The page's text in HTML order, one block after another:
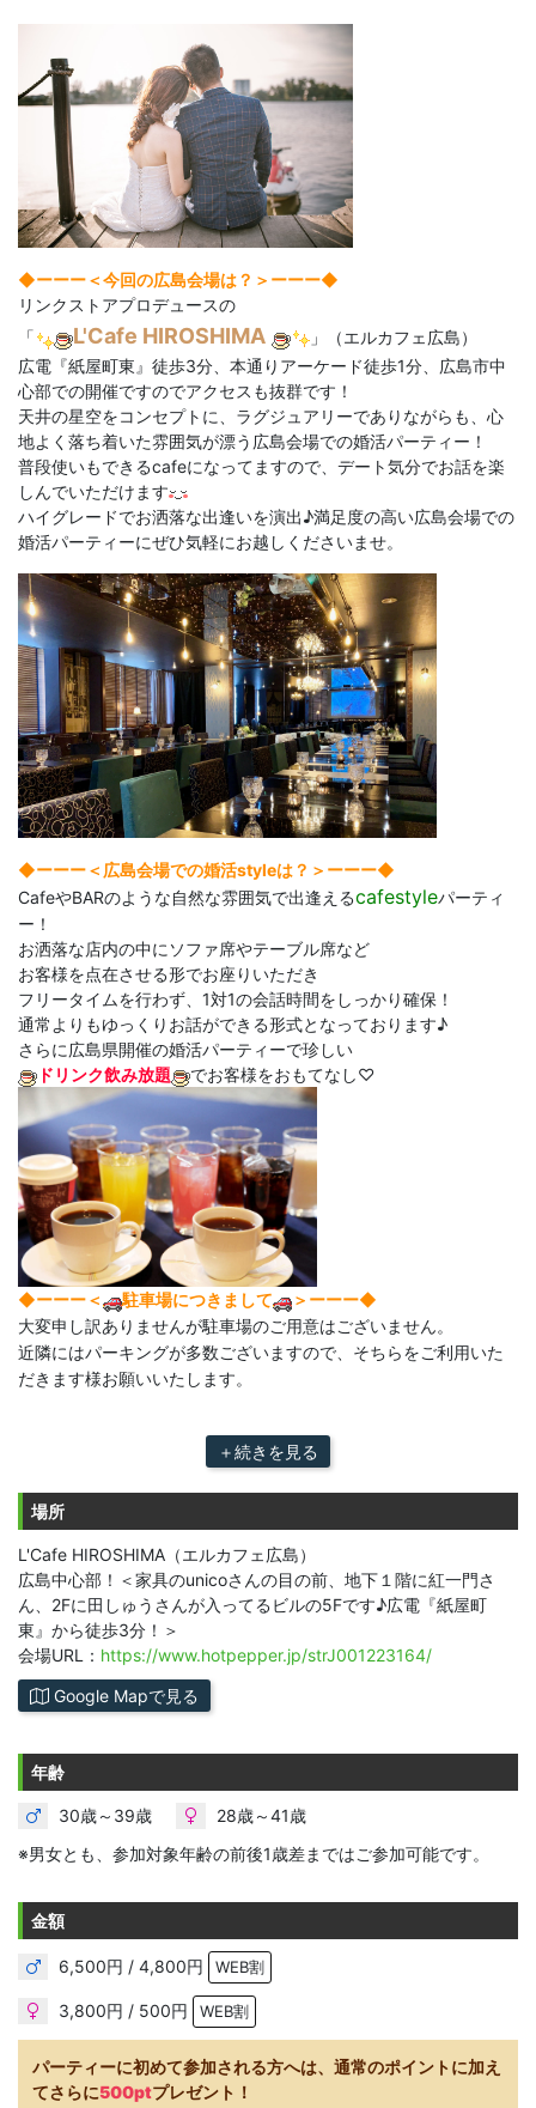
場所
L'Cafe HIROSHIMA（エルカフェ広島）
広島中心部！＜家具のunicoさんの目の前、地下１階に紅一門さ
ん、2Fに田しゅうさんが入ってるビルの5Fです♪広電『紙屋町
東』から徒歩3分！＞
会場URL： https://www.hotpepper.jp/strJ001223164/
Google Mapで見る
年齢
30歳～39歳
28歳～41歳
※男女とも、参加対象年齢の前後1歳差まではご参加可能です。
金額
6,500円 / 4,800円 WEB割
3,800円 / 500円 WEB割
パーティーに初めて参加される方へは、通常のポイントに加え
てさらに500ptプレゼント！
◆ーーー＜今回の広島会場は？＞ ーーー◆
リンクストアプロデュースの
「
L'Cafe HIROSHIMA
」（エルカフェ広島）
広電『紙屋町東』徒歩3分、本通りアーケード徒歩1分、広島市中
心部での開催ですのでアクセスも抜群です！
天井の星空をコンセプトに、ラグジュアリーでありながらも、心
地よく落ち着いた雰囲気が漂う広島会場での婚活パーティー！
普段使いもできるcafeになってますので、デート気分でお話を楽
しんでいただけます
ハイグレードでお洒落な出逢いを演出♪満足度の高い広島会場での
婚活パーティーにぜひ気軽にお越しくださいませ。
◆ーーー＜広島会場での婚活styleは？＞ーーー◆
CafeやBARのような自然な雰囲気で出逢えるcafestyleパーティ
ー！
お洒落な店内の中にソファ席やテーブル席など
お客様を点在させる形でお座りいただき
フリータイムを行わず、1対1の会話時間をしっかり確保！
通常よりもゆっくりお話ができる形式となっております♪
さらに広島県開催の婚活パーティーで珍しい
ドリンク飲み放題
でお客様をおもてなし♡
◆ーーー＜ 駐車場につきまして ＞ーーー◆
大変申し訳ありませんが駐車場のご用意はございません。
近隣にはパーキングが多数ございますので、そちらをご利用いた
だきます様お願いいたします。
＋続きを見る